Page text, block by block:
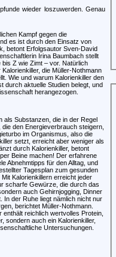
wieder loszuwerden. Genau
Kampf gegen die
es ist durch den Einsatz von
betont Erfolgsautor Sven-David
Irina Baumbach stellt
bis Z wie Zimt – vor. Natürlich
die Müller-Nothmann
Wie und warum Kalorienkiller den
durch aktuelle Studien belegt, und
herangezogen.
als Substanzen, die in der Regel
den Energieverbrauch steigern,
im Organismus, also die
setzt, erreicht aber weniger als
durch Kalorienkiller, betont
Beine machen! Der erfahrene
Abnehmtipps für den Alltag, und
Tagesplan zum gesunden
Kalorienkillern erreicht jeder
scharfe Gewürze, die durch das
auch Gehirnjogging, Dinner
In der Ruhe liegt nämlich nicht nur
berichtet Müller-Nothmann.
reichlich wertvolles Protein,
sondern auch ein Kalorienkiller,
Untersuchungen.